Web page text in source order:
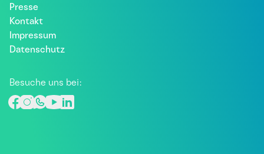
Presse
Kontakt
Impressum
Datenschutz
Besuche uns bei: